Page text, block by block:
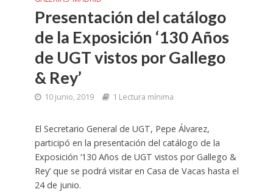
Presentación del catálogo
de la Exposición ‘130 Años
de UGT vistos por Gallego
& Rey’
10 junio, 2019 1 Lectura mínima
El Secretario General de UGT, Pepe Álvarez,
participó en la presentación del catálogo de la
Exposición ‘130 Años de UGT vistos por Gallego &
Rey’ que se podrá visitar en Casa de Vacas hasta el
24 de junio.